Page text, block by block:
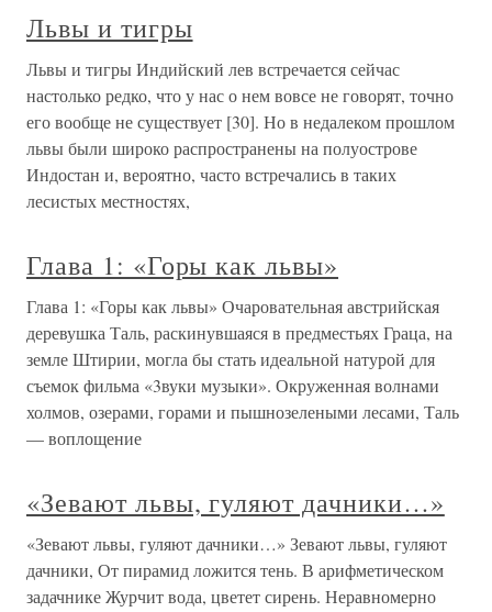
Львы и тигры
Львы и тигры Индийский лев встречается сейчас
настолько редко, что у нас о нем вовсе не говорят, точно
его вообще не существует [30]. Но в недалеком прошлом
львы были широко распространены на полуострове
Индостан и, вероятно, часто встречались в таких
лесистых местностях,
Глава 1: «Горы как львы»
Глава 1: «Горы как львы» Очаровательная австрийская
деревушка Таль, раскинувшаяся в предместьях Граца, на
земле Штирии, могла бы стать идеальной натурой для
съемок фильма «3вуки музыки». Окруженная волнами
холмов, озерами, горами и пышнозелеными лесами, Таль
— воплощение
«Зевают львы, гуляют дачники…»
«Зевают львы, гуляют дачники…» Зевают львы, гуляют
дачники, От пирамид ложится тень. В арифметическом
задачнике Журчит вода, цветет сирень. Неравномерно